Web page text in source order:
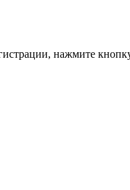
нажмите